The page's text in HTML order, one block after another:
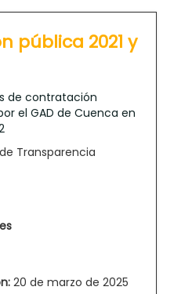
pública 2021 y
de contratación
el GAD de Cuenca en
Transparencia
20 de marzo de 2025